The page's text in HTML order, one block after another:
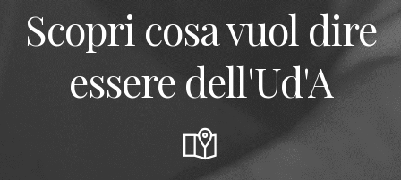
Scopri cosa vuol dire
essere dell'Ud'A